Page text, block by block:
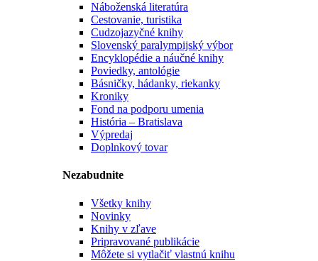
Náboženská literatúra
Cestovanie, turistika
Cudzojazyčné knihy
Slovenský paralympijský výbor
Encyklopédie a náučné knihy
Poviedky, antológie
Básničky, hádanky, riekanky
Kroniky
Fond na podporu umenia
História – Bratislava
Výpredaj
Doplnkový tovar
Nezabudnite
Všetky knihy
Novinky
Knihy v zľave
Pripravované publikácie
Môžete si vytlačiť vlastnú knihu